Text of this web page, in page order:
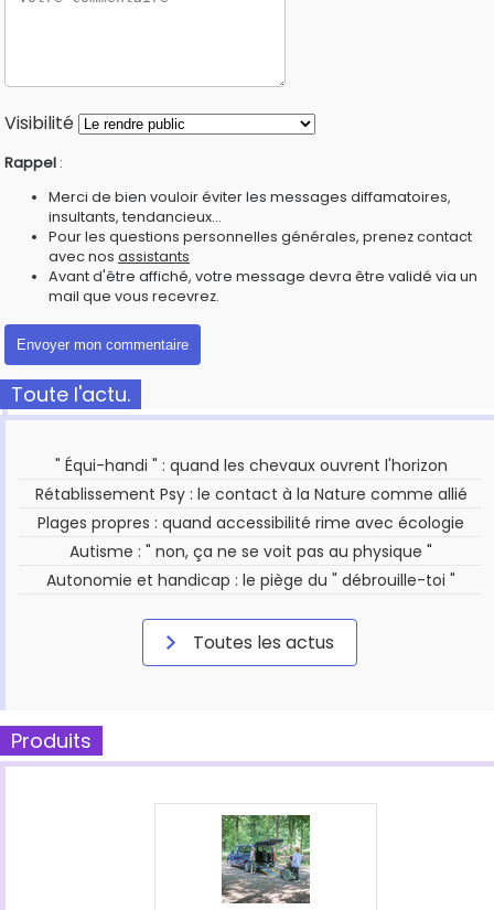
Visibilité
Rappel :
Merci de bien vouloir éviter les messages diffamatoires,
insultants, tendancieux...
Pour les questions personnelles générales, prenez contact
avec nos assistants
Avant d'être affiché, votre message devra être validé via un
mail que vous recevrez.
Toute l'actu.
" Équi-handi " : quand les chevaux ouvrent l'horizon
Rétablissement Psy : le contact à la Nature comme allié
Plages propres : quand accessibilité rime avec écologie
Autisme : " non, ça ne se voit pas au physique "
Autonomie et handicap : le piège du " débrouille-toi "
Toutes les actus
Produits